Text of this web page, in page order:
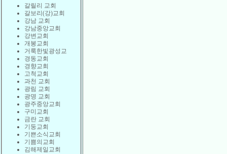
갈릴리 교회
갈보리(강)교회
강남 교회
강남중앙교회
강변교회
개봉교회
거룩한빛광성교
경동교회
경향교회
고척교회
과천 교회
광림 교회
광명 교회
광주중앙교회
구미교회
금란 교회
기둥교회
기쁜소식교회
기쁨의교회
김해제일교회